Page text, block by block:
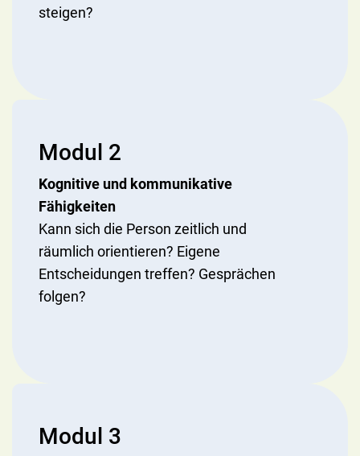
steigen?
Modul 2
Kognitive und kommunikative
Fähigkeiten
Kann sich die Person zeitlich und
räumlich orientieren? Eigene
Entscheidungen treffen? Gesprächen
folgen?
Modul 3